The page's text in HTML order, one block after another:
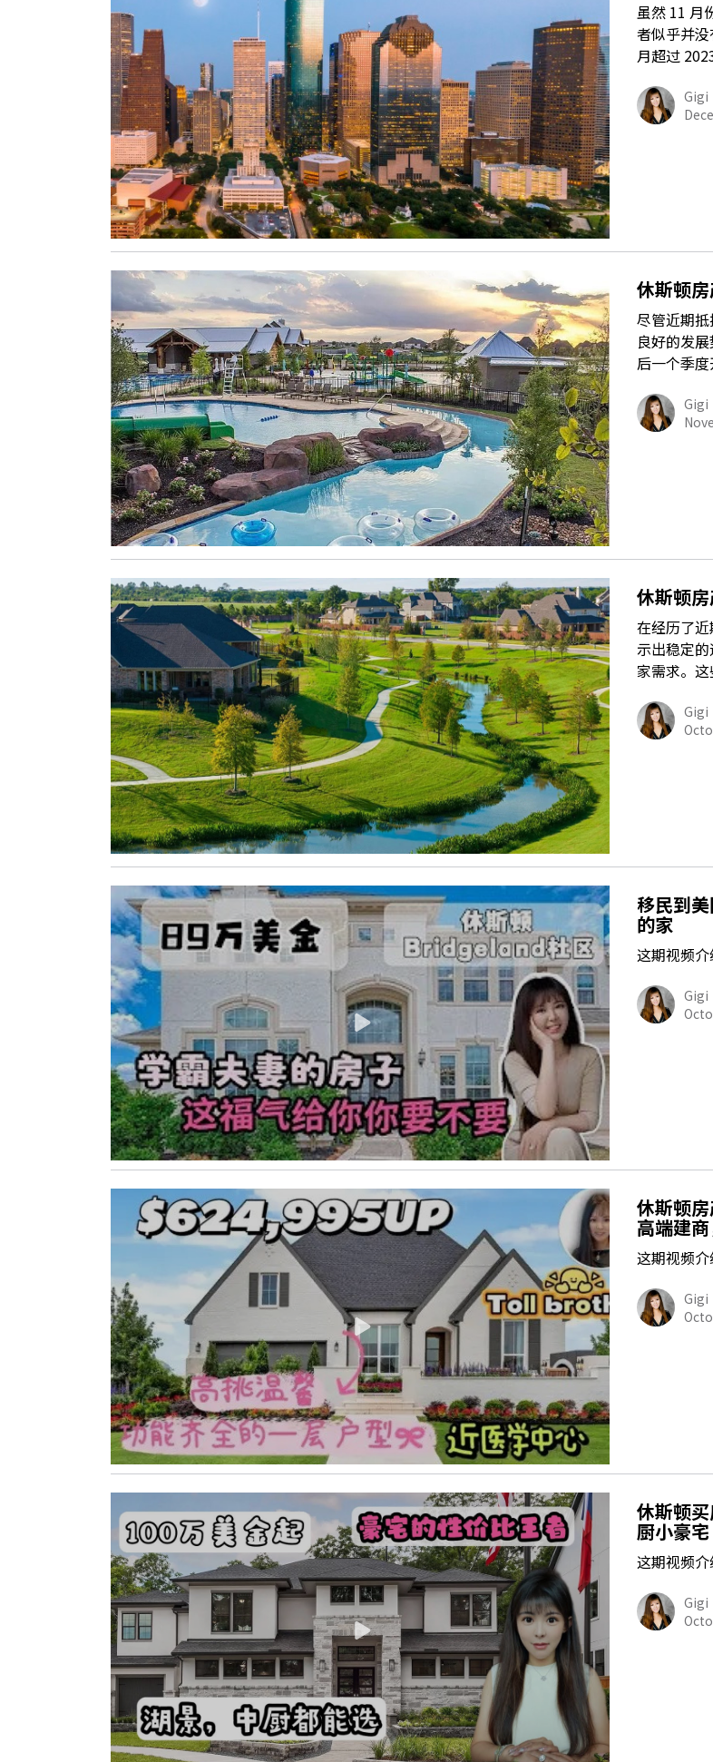
虽然 11 月
者似乎并
月超过
Gigi
休斯顿
尽管近期
良好的发
后一个季
Gigi
休斯顿
在经历了
示出稳定
家需求。
Gigi
移民到
的家
这期视频
Gigi
休斯顿
高端建
这期视频
Gigi
休斯顿
厨小豪宅
这期视频
Gigi